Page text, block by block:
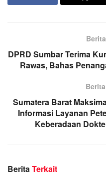
DPRD Sumbar Terima
Rawas, Bahas
Sumatera Barat
Informasi Layanan
Keberadaan
Berita Terkait